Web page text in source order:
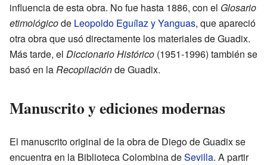
influencia de esta obra. No fue hasta 1886, con el Glosario
etimológicode Leopoldo Eguílaz y Yanguas, que apareció
otra obra que usó directamente los materiales de Guadix.
Más tarde, el Diccionario Histórico (1951-1996) también se
basó en laRecopilaciónde Guadix.
Manuscrito y ediciones modernas
El manuscrito original de la obra de Diego de Guadix se
encuentra en la Biblioteca Colombina deSevilla. A partir